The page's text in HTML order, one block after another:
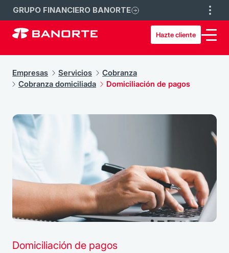
GRUPO FINANCIERO BANORTE
Hazte cliente
Empresas Servicios
Cobranza
Cobranza domiciliada
Domiciliación de pagos
Domiciliación de pagos